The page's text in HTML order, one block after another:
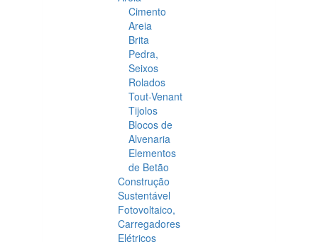
Cimento
Areia
Brita
Pedra,
Seixos
Rolados
Tout-Venant
Tijolos
Blocos de
Alvenaria
Elementos
de Betão
Construção
Sustentável
Fotovoltaico,
Carregadores
Elétricos